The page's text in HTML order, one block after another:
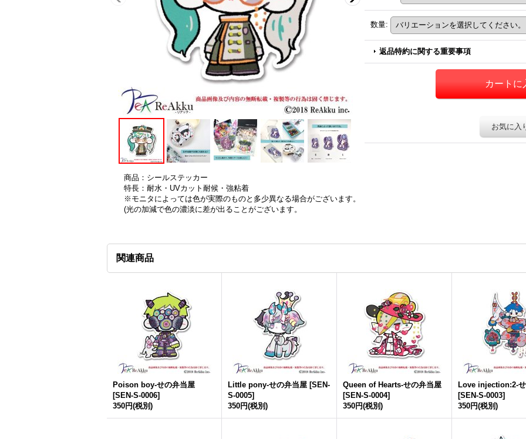
数量:
返品特約に関する重要事項
お気に入
商品：シールステッカー
特長：耐水・UVカット耐候・強粘着
※モニタによっては色が実際のものと多少異なる場合がございます。
(光の加減で色の濃淡に差が出ることがございます。
関連商品
Poison boy-せの弁当屋
[SEN-S-0006]
350円(税別)
Little pony-せの弁当屋 [SEN-
S-0005]
350円(税別)
Queen of Hearts-せの弁当屋
[SEN-S-0004]
350円(税別)
Love injection:2-
[SEN-S-0003]
350円(税別)